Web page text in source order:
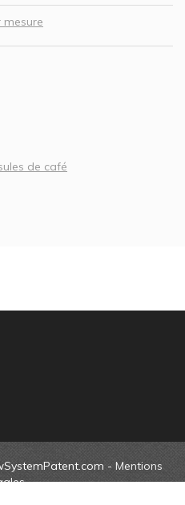
mesure
de café
- Mentions